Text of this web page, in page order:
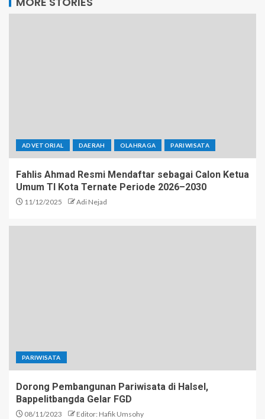
ADVETORIAL DAERAH OLAHRAGA PARIWISATA
Fahlis Ahmad Resmi Mendaftar sebagai Calon Ketua
Umum TI Kota Ternate Periode 2026–2030
11/12/2025 Adi Nejad
PARIWISATA
Dorong Pembangunan Pariwisata di Halsel,
Bappelitbangda Gelar FGD
08/11/2023 Editor: Hafik Umsohy